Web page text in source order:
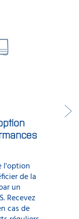
l'option
de la
un
Recevez
cas de